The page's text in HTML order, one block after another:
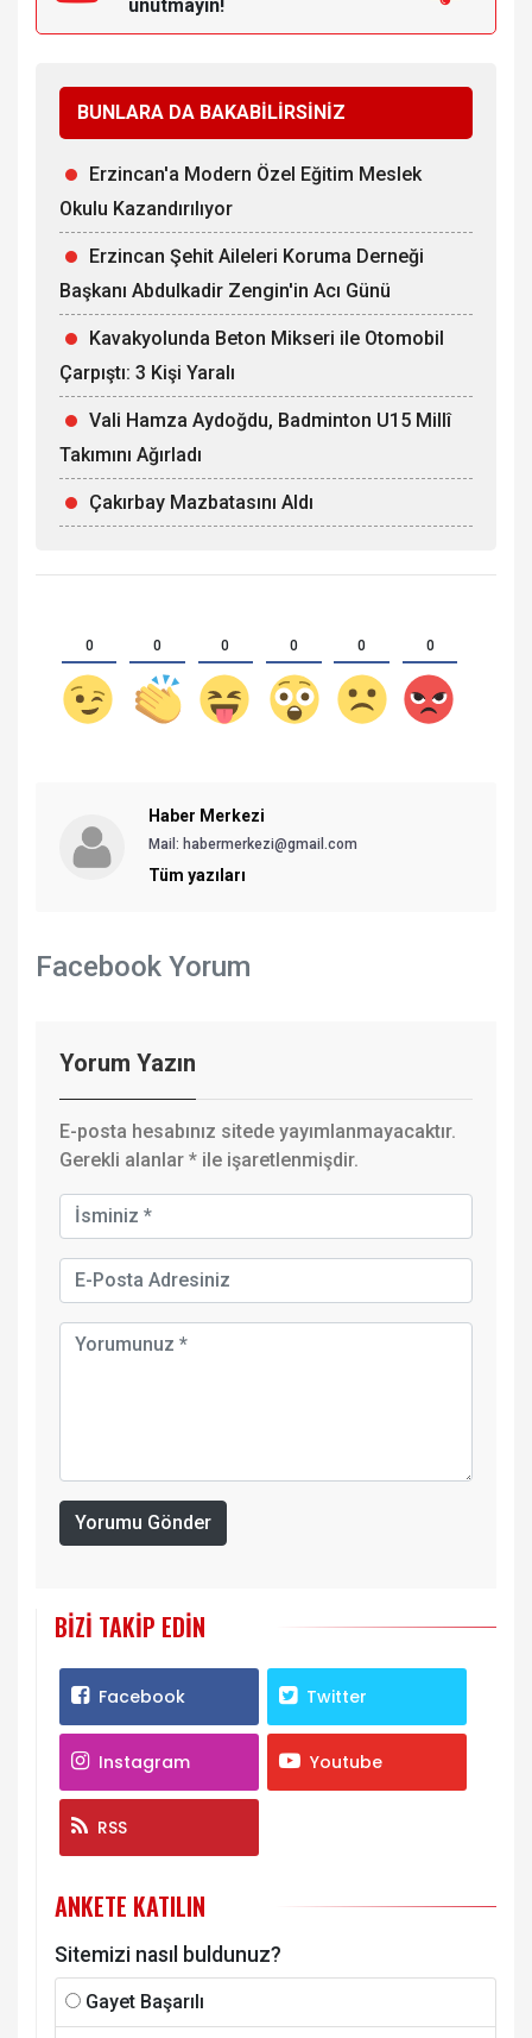
unutmayın!
BUNLARA DA BAKABİLİRSİNİZ
Erzincan'a Modern Özel Eğitim Meslek
Okulu Kazandırılıyor
Erzincan Şehit Aileleri Koruma Derneği
Başkanı Abdulkadir Zengin'in Acı Günü
Kavakyolunda Beton Mikseri ile Otomobil
Çarpıştı: 3 Kişi Yaralı
Vali Hamza Aydoğdu, Badminton U15 Millî
Takımını Ağırladı
Çakırbay Mazbatasını Aldı
0 0 0 0 0 0
Haber Merkezi
Mail: habermerkezi@gmail.com
Tüm yazıları
Facebook Yorum
Yorum Yazın
E-posta hesabınız sitede yayımlanmayacaktır.
Gerekli alanlar * ile işaretlenmişdir.
Yorumu Gönder
BIZI TAKIP EDIN
Facebook Twitter
Instagram Youtube
RSS
ANKETE KATILIN
Sitemizi nasıl buldunuz?
Gayet Başarılı